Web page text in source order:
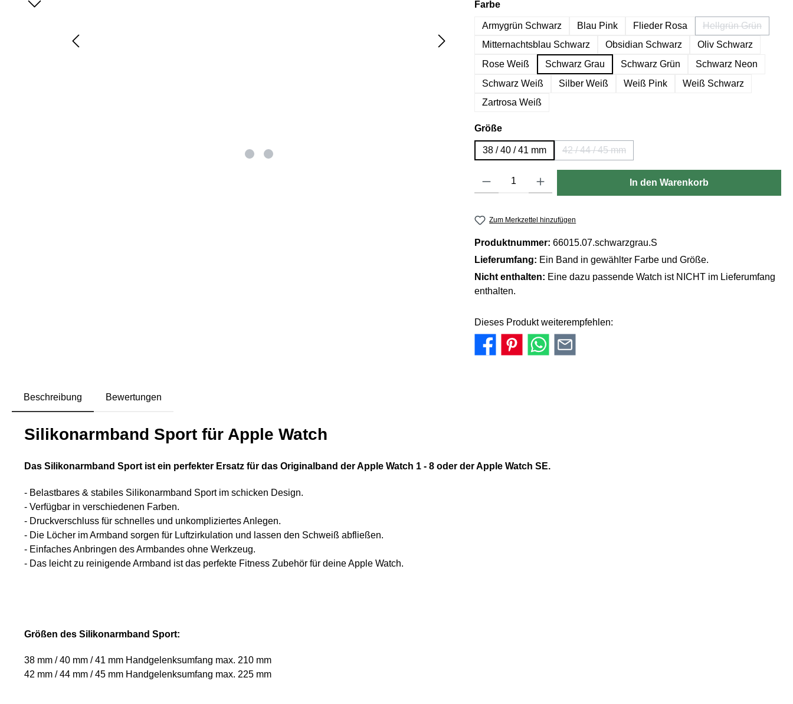
Farbeauswählen
Armygrün Schwarz Blau Pink Flieder Rosa Hellgrün Grün
(Diese Option
Mitternachtsblau Schwarz Obsidian Schwarz
Oliv Schwarz
Rose Weiß
Schwarz Grau Schwarz Grün
Schwarz Neon
Schwarz Weiß
Silber Weiß Weiß Pink
Weiß Schwarz
Zartrosa Weiß
Größeauswählen
38 / 40 / 41 mm 42 / 44 / 45 mm
In den Warenkorb
Zum Merkzettel hinzufügen
Produktnummer: 66015.07.schwarzgrau.S
Lieferumfang: Ein Band in gewählter Farbe und Größe.
Nicht enthalten: Eine dazu passende Watch ist NICHT im Lieferumfang
enthalten.
Dieses Produkt weiterempfehlen:
Beschreibung Bewertungen
Silikonarmband Sport für Apple Watch
Das Silikonarmband Sport ist ein perfekter Ersatz für das Originalband der Apple Watch 1 - 8 oder der Apple Watch SE.
- Belastbares & stabiles Silikonarmband Sport im schicken Design.
- Verfügbar in verschiedenen Farben.
- Druckverschluss für schnelles und unkompliziertes Anlegen.
- Die Löcher im Armband sorgen für Luftzirkulation und lassen den Schweiß abfließen.
- Einfaches Anbringen des Armbandes ohne Werkzeug.
- Das leicht zu reinigende Armband ist das perfekte Fitness Zubehör für deine Apple Watch.
Größen des Silikonarmband Sport:
38 mm / 40 mm / 41 mm Handgelenksumfang max. 210 mm
42 mm / 44 mm / 45 mm Handgelenksumfang max. 225 mm